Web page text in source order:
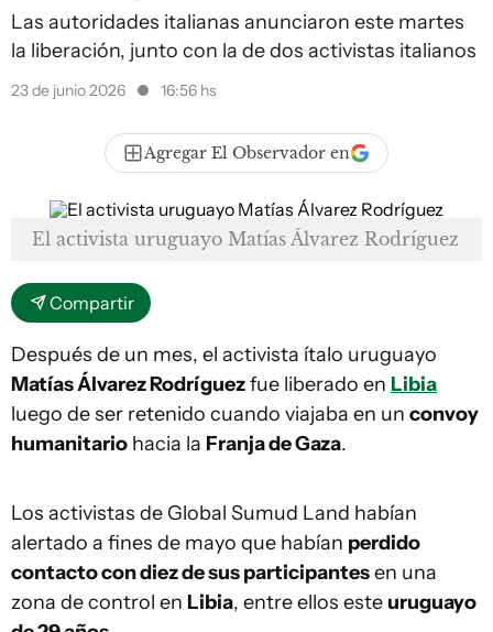
Las autoridades italianas anunciaron este martes
la liberación, junto con la de dos activistas italianos
23 de junio 2026 16:56 hs
Agregar El Observador en
El activista uruguayo Matías Álvarez Rodríguez
Compartir
Después de un mes, el activista ítalo uruguayo
Matías Álvarez Rodríguezfue liberado en Libia
luego de ser retenido cuando viajaba en un convoy
humanitario hacia la Franja de Gaza.
Los activistas de Global Sumud Land habían
alertado a fines de mayo que habían perdido
contacto con diez de sus participantesen una
zona de control en Libia, entre ellos este uruguayo